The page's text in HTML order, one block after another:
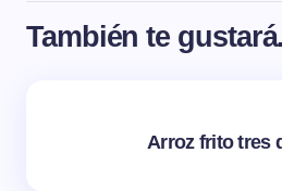
También te
Arroz frito tres